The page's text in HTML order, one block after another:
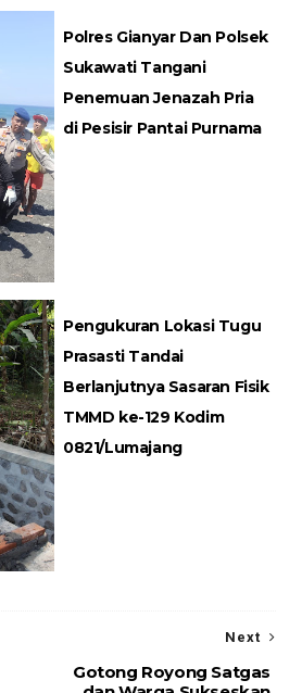
Polres Gianyar Dan Polsek
Sukawati Tangani
Penemuan Jenazah Pria
di Pesisir Pantai Purnama
Pengukuran Lokasi Tugu
Prasasti Tandai
Berlanjutnya Sasaran Fisik
TMMD ke-129 Kodim
0821/Lumajang
Next
Gotong Royong Satgas